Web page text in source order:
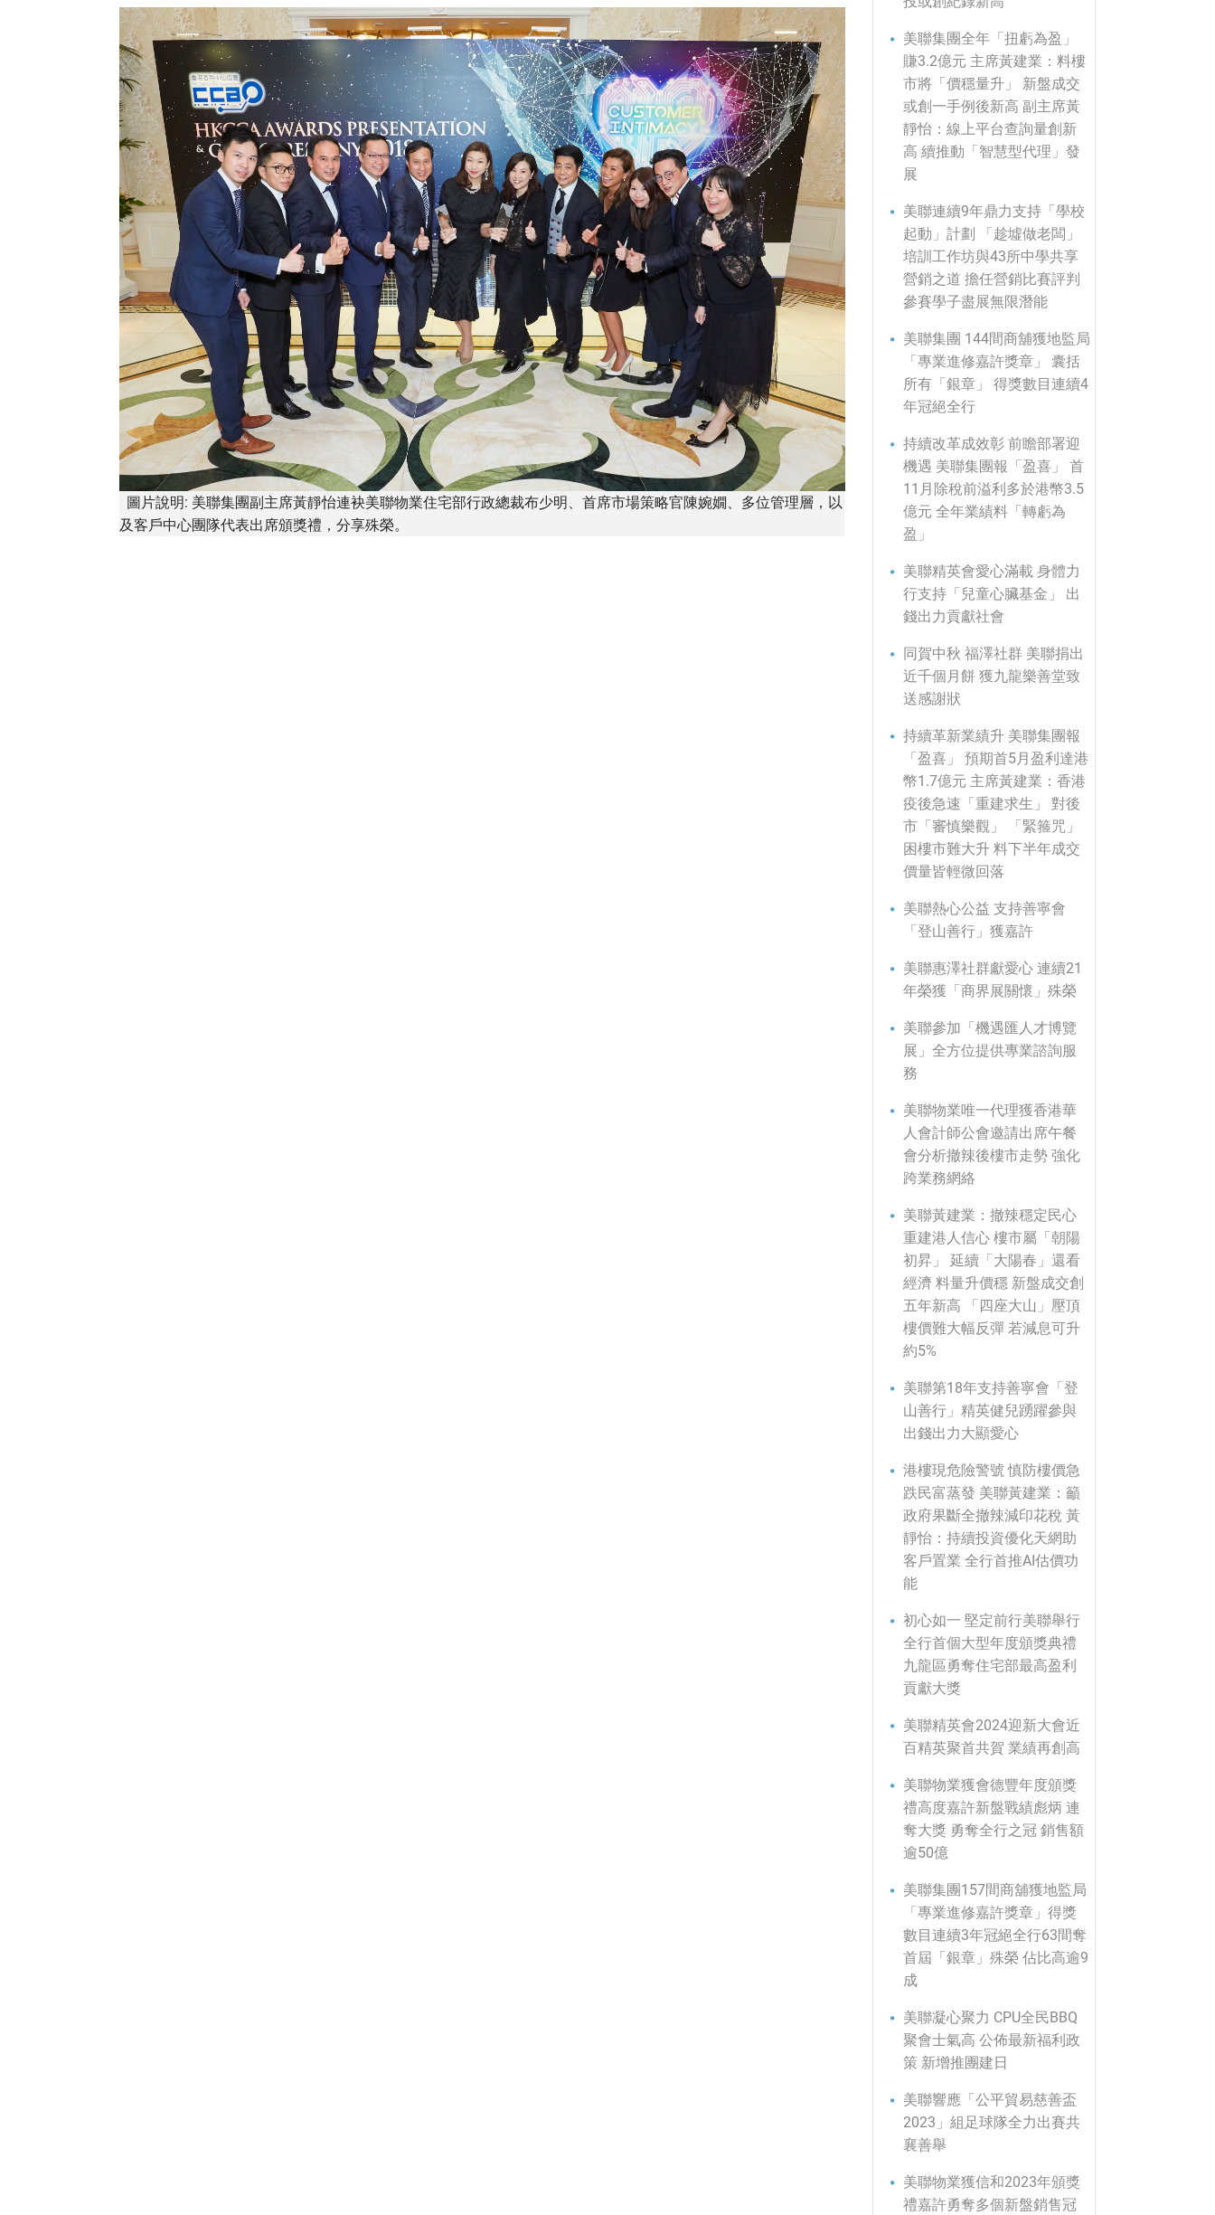
圖片說明: 美聯集團副主席黃靜怡連袂美聯物業住宅部行政總裁布少明、首席市場策略官陳婉嫺、多位管理層，以
及客戶中心團隊代表出席頒獎禮，分享殊榮。
美聯集團全年「扭虧為盈」
賺3.2億元 主席黃建業：料樓
市將「價穩量升」 新盤成交
或創一手例後新高 副主席黃
靜怡：線上平台查詢量創新
高 續推動「智慧型代理」發
展
美聯連續9年鼎力支持「學校
起動」計劃 「趁墟做老闆」
培訓工作坊與43所中學共享
營銷之道 擔任營銷比賽評判
參賽學子盡展無限潛能
美聯集團 144間商舖獲地監局
「專業進修嘉許獎章」 囊括
所有「銀章」 得獎數目連續4
年冠絕全行
持續改革成效彰 前瞻部署迎
機遇 美聯集團報「盈喜」 首
11月除稅前溢利多於港幣3.5
億元 全年業績料「轉虧為
盈」
美聯精英會愛心滿載 身體力
行支持「兒童心臟基金」 出
錢出力貢獻社會
同賀中秋 福澤社群 美聯捐出
近千個月餅 獲九龍樂善堂致
送感謝狀
持續革新業績升 美聯集團報
「盈喜」 預期首5月盈利達港
幣1.7億元 主席黃建業：香港
疫後急速「重建求生」 對後
市「審慎樂觀」 「緊箍咒」
困樓市難大升 料下半年成交
價量皆輕微回落
美聯熱心公益 支持善寧會
「登山善行」獲嘉許
美聯惠澤社群獻愛心 連續21
年榮獲「商界展關懷」殊榮
美聯參加「機遇匯人才博覽
展」全方位提供專業諮詢服
務
美聯物業唯一代理獲香港華
人會計師公會邀請出席午餐
會分析撤辣後樓市走勢 強化
跨業務網絡
美聯黃建業：撤辣穩定民心
重建港人信心 樓市屬「朝陽
初昇」 延續「大陽春」還看
經濟 料量升價穩 新盤成交創
五年新高 「四座大山」壓頂
樓價難大幅反彈 若減息可升
約5%
美聯第18年支持善寧會「登
山善行」精英健兒踴躍參與
出錢出力大顯愛心
港樓現危險警號 慎防樓價急
跌民富蒸發 美聯黃建業：籲
政府果斷全撤辣減印花稅 黃
靜怡：持續投資優化天網助
客戶置業 全行首推AI估價功
能
初心如一 堅定前行美聯舉行
全行首個大型年度頒獎典禮
九龍區勇奪住宅部最高盈利
貢獻大獎
美聯精英會2024迎新大會近
百精英聚首共賀 業績再創高
美聯物業獲會德豐年度頒獎
禮高度嘉許新盤戰績彪炳 連
奪大獎 勇奪全行之冠 銷售額
逾50億
美聯集團157間商舖獲地監局
「專業進修嘉許獎章」得獎
數目連續3年冠絕全行63間奪
首屆「銀章」殊榮 佔比高逾9
成
美聯凝心聚力 CPU全民BBQ
聚會士氣高 公佈最新福利政
策 新增推團建日
美聯響應「公平貿易慈善盃
2023」組足球隊全力出賽共
襄善舉
美聯物業獲信和2023年頒獎
禮嘉許勇奪多個新盤銷售冠